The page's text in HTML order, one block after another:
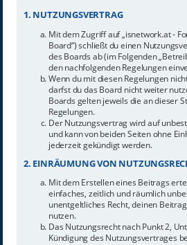
1. NUTZUNGSVERTRAG
Mit dem Zugriff auf „isnetwork.at -
Board“) schließt du einen
des Boards ab (im Folgenden
den nachfolgenden Regelungen
Wenn du mit diesen Regelungen
darfst du das Board nicht weiter
Boards gelten jeweils die an dieser
Regelungen.
Der Nutzungsvertrag wird auf
und kann von beiden Seiten ohne
jederzeit gekündigt werden.
2. EINRÄUMUNG VON
Mit dem Erstellen eines Beitrags
einfaches, zeitlich und räumlich
unentgeltliches Recht, deinen
nutzen.
Das Nutzungsrecht nach Punkt 2,
Kündigung des Nutzungsvertrages